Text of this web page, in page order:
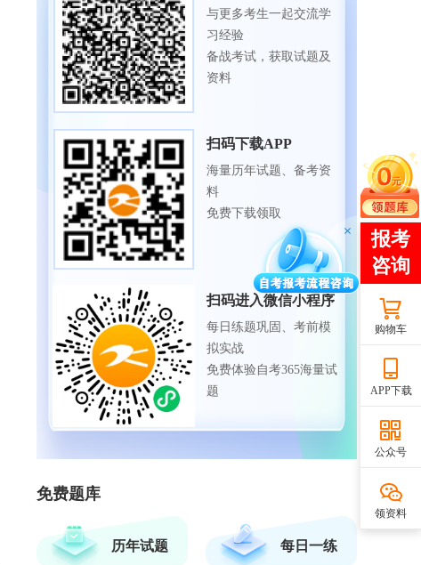
与更多考生一起交流学
习经验
备战考试，获取试题及
资料
扫码下载APP
海量历年试题、备考资
料
免费下载领取
扫码进入微信小程序
每日练题巩固、考前模
拟实战
免费体验自考365海量试
题
免费题库
历年试题 每日一练
购物车
APP下载
公众号
领资料